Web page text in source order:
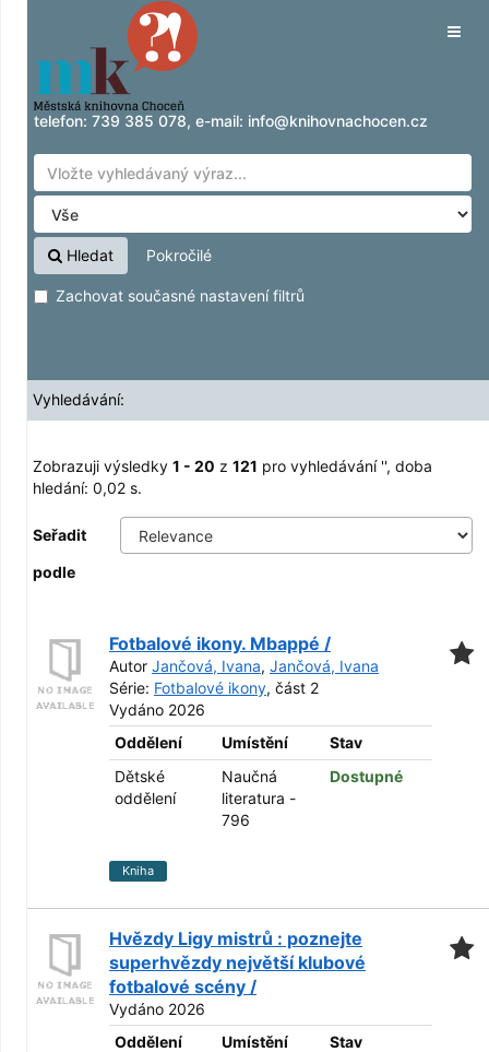
Zobrazuji výsledky1 - 20
Přeskočit na obsah
telefon: 739 385 078, e-mail: info@knihovnachocen.cz
Hledat Pokročilé
Zachovat současné nastavení filtrů
Vyhledávání:
Zobrazuji výsledky 1 - 20 z 121 pro vyhledávání '', doba
hledání: 0,02 s.
Seřadit
podle
Fotbalové ikony. Mbappé /
Autor Jančová, Ivana, Jančová, Ivana
Série: Fotbalové ikony, část 2
Vydáno 2026
Oddělení
Umístění
Stav
Dětské
oddělení
Naučná
literatura -
796
Dostupné
Kniha
Hvězdy Ligy mistrů : poznejte
superhvězdy největší klubové
fotbalové scény /
Vydáno 2026
Oddělení
Umístění
Stav